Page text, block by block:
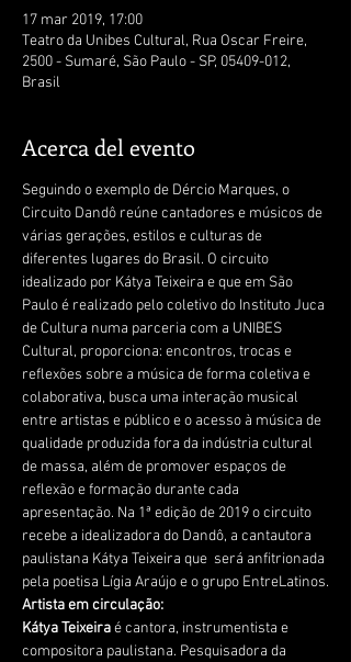
17 mar 2019, 17:00
Teatro da Unibes Cultural, Rua Oscar Freire,
2500 - Sumaré, São Paulo - SP, 05409-012,
Brasil
Acerca del evento
Seguindo o exemplo de Dércio Marques, o
Circuito Dandô reúne cantadores e músicos de
várias gerações, estilos e culturas de
diferentes lugares do Brasil. O circuito
idealizado por Kátya Teixeira e que em São
Paulo é realizado pelo coletivo do Instituto Juca
de Cultura numa parceria com a UNIBES
Cultural, proporciona: encontros, trocas e
reflexões sobre a música de forma coletiva e
colaborativa, busca uma interação musical
entre artistas e público e o acesso à música de
qualidade produzida fora da indústria cultural
de massa, além de promover espaços de
reflexão e formação durante cada
apresentação. Na 1ª edição de 2019 o circuito
recebe a idealizadora do Dandô, a cantautora
paulistana Kátya Teixeira que  será anfitrionada
Kátya Teixeira é cantora, instrumentista e
compositora paulistana. Pesquisadora da